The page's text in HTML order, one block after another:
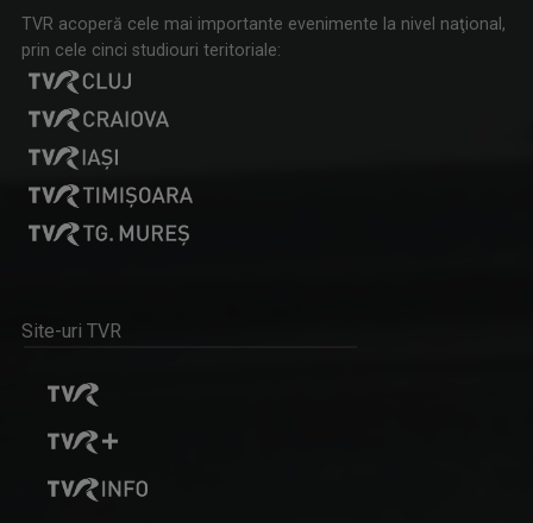
Sâmbătă, ora 15:00, la TVR3. Vineri, ora ...
TVR acoperă cele mai importante evenimente la nivel naţional,
prin cele cinci studiouri teritoriale:
Site-uri TVR